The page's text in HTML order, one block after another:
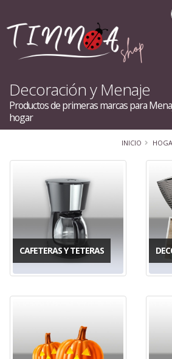
Decoración y Menaje
Productos de primeras marcas para
hogar
INICIO
CAFETERAS Y TETERAS